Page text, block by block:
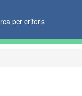
per criteris